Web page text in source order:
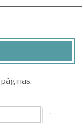
páginas.
↑